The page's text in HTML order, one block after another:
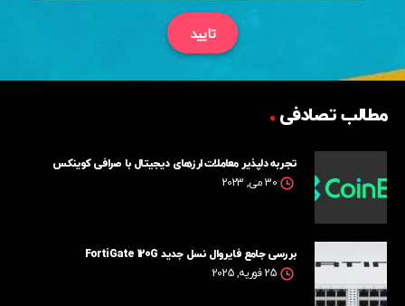
تایید
مطالب تصادفی
تجربه دلپذیر معاملات ارزهای دیجیتال با صرافی کوینکس
30 می, 2023
بررسی جامع فایروال نسل جدید FortiGate 120G
25 فوریه, 2025